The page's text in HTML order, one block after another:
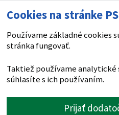
Cookies na stránke
Používame základné cookies
stránka fungovať.
Taktiež používame
súhlasíte s ich používaním.
Prijať